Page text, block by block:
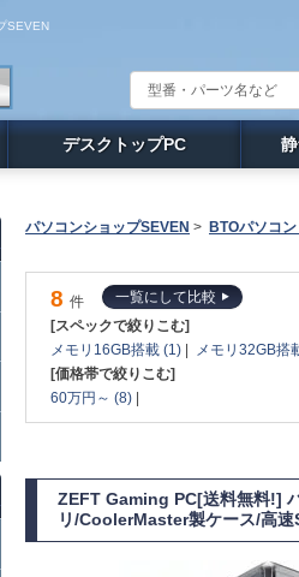
SEVEN
デスクトップPC
パソコンショップSEVEN > BTOパソコ
8 件
一覧にして比較
[スペックで絞りこむ]
メモリ16GB搭載 (1) |
メモリ32GB搭
[価格帯で絞りこむ]
60万円～ (8) |
ZEFT Gaming PC[送料無料!]
リ/CoolerMaster製ケース/高速